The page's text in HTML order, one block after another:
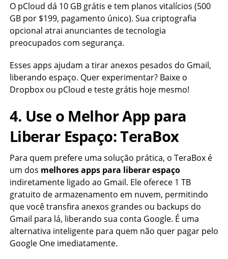
O pCloud dá 10 GB grátis e tem planos vitalícios (500
GB por $199, pagamento único). Sua criptografia
opcional atrai anunciantes de tecnologia
preocupados com segurança.
Esses apps ajudam a tirar anexos pesados do Gmail,
liberando espaço. Quer experimentar? Baixe o
Dropbox ou pCloud e teste grátis hoje mesmo!
4. Use o Melhor App para
Liberar Espaço: TeraBox
Para quem prefere uma solução prática, o TeraBox é
um dos melhores apps para liberar espaço
indiretamente ligado ao Gmail. Ele oferece 1 TB
gratuito de armazenamento em nuvem, permitindo
que você transfira anexos grandes ou backups do
Gmail para lá, liberando sua conta Google. É uma
alternativa inteligente para quem não quer pagar pelo
Google One imediatamente.